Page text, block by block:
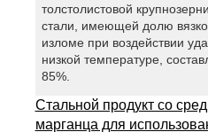
толстолистовой
стали, имеющей долю
изломе при воздействии
низкой температуре,
85%.
Стальной продукт со
марганца для